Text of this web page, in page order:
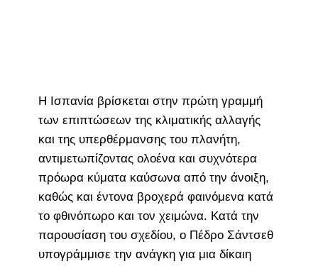
Η Ισπανία βρίσκεται στην πρώτη γραμμή
των επιπτώσεων της κλιματικής αλλαγής
και της υπερθέρμανσης του πλανήτη,
αντιμετωπίζοντας ολοένα και συχνότερα
πρόωρα κύματα καύσωνα από την άνοιξη,
καθώς και έντονα βροχερά φαινόμενα κατά
το φθινόπωρο και τον χειμώνα. Κατά την
παρουσίαση του σχεδίου, ο Πέδρο Σάντσεθ
υπογράμμισε την ανάγκη για μια δίκαιη